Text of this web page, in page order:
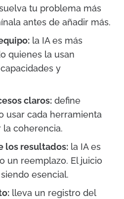
tu problema más
antes de añadir más.
la IA es más
quienes la usan
y
claros: define
usar cada herramienta
la coherencia.
los resultados: la IA es
un reemplazo. El juicio
esencial.
lleva un registro del